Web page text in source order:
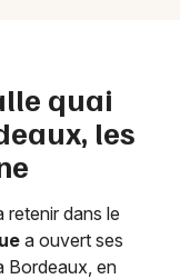
quai
les
dans le
a ouvert ses
Bordeaux, en